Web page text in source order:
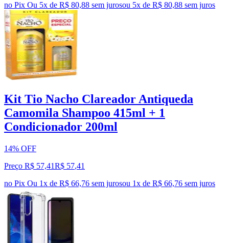
no Pix Ou 5x de R$ 80,88 sem jurosou 5x de R$ 80,88 sem juros
Kit Tio Nacho Clareador Antiqueda
Camomila Shampoo 415ml + 1
Condicionador 200ml
14% OFF
Preço R$ 57,41R$ 57,41
no Pix Ou 1x de R$ 66,76 sem jurosou 1x de R$ 66,76 sem juros